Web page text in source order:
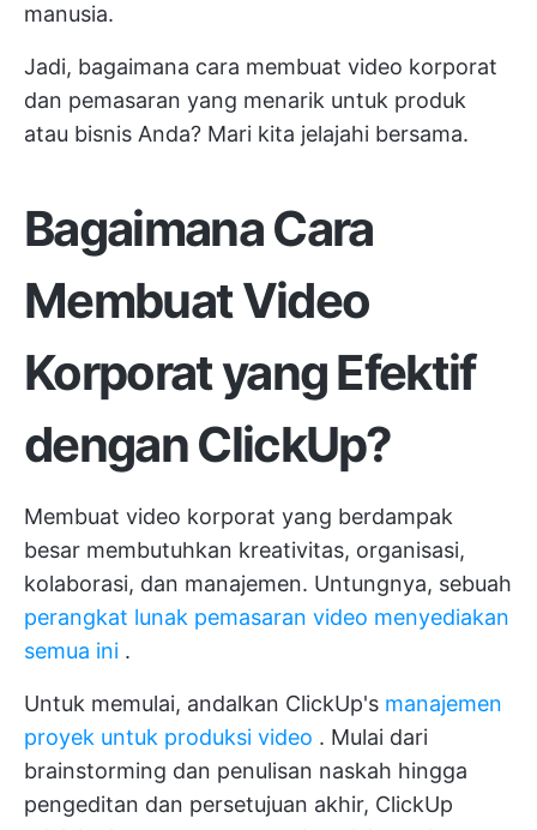
manusia.
Jadi, bagaimana cara membuat video korporat
dan pemasaran yang menarik untuk produk
atau bisnis Anda? Mari kita jelajahi bersama.
Bagaimana Cara
Membuat Video
Korporat yang Efektif
dengan ClickUp?
Membuat video korporat yang berdampak
besar membutuhkan kreativitas, organisasi,
kolaborasi, dan manajemen. Untungnya, sebuah
perangkat lunak pemasaran video menyediakan
semua ini .
Untuk memulai, andalkan ClickUp's manajemen
proyek untuk produksi video . Mulai dari
brainstorming dan penulisan naskah hingga
pengeditan dan persetujuan akhir, ClickUp